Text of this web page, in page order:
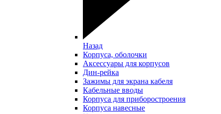
Назад
Корпуса, оболочки
Аксессуары для корпусов
Дин-рейка
Зажимы для экрана кабеля
Кабельные вводы
Корпуса для приборостроения
Корпуса навесные